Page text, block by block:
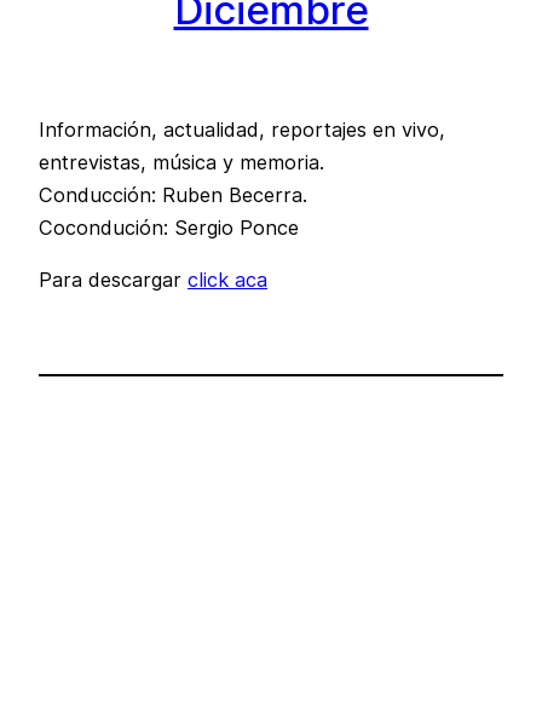
Diciembre
Información, actualidad, reportajes en vivo,
entrevistas, música y memoria.
Conducción: Ruben Becerra.
Cocondución: Sergio Ponce
Para descargar click aca